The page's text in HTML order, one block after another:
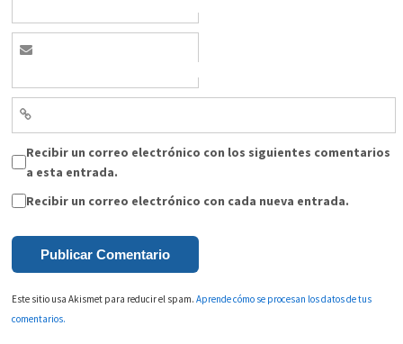
Recibir un correo electrónico con los siguientes comentarios
a esta entrada.
Recibir un correo electrónico con cada nueva entrada.
Este sitio usa Akismet para reducir el spam.Aprende cómo se procesan los datos de tus
comentarios.